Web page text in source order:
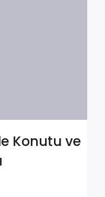
Konutu ve